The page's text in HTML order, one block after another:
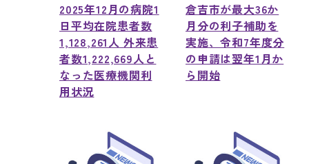
2025年12月の病院1
日平均在院患者数
1,128,261人 外来患
者数1,222,669人と
なった医療機関利
用状況
倉吉市が最大36か
月分の利子補助を
実施、令和7年度分
の申請は翌年1月か
ら開始